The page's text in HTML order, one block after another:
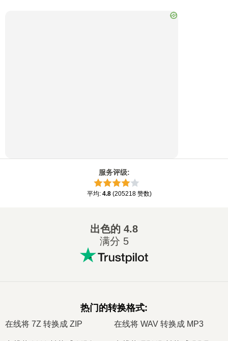
服务评级:
平均: 4.8 (205218 赞数)
出色的 4.8
满分 5
热门的转换格式:
在线将 7Z 转换成 ZIP 在线将 WAV 转换成 MP3